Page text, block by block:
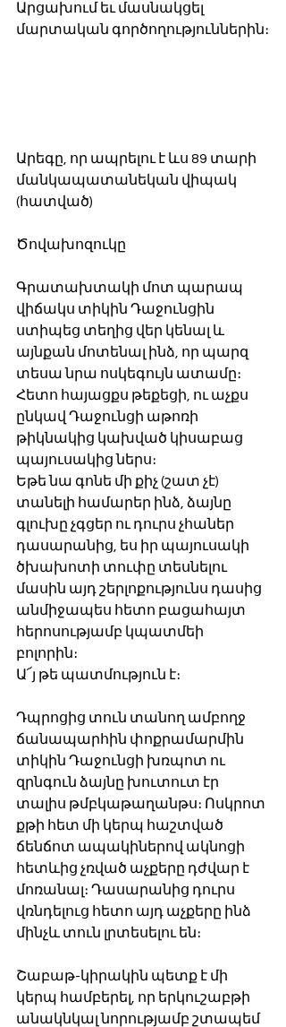
Արցախում եւ մասնակցել
մարտական գործողություններին։
Արեգը, որ ապրելու է ևս 89 տարի
մանկապատանեկան վիպակ
(հատված)
Ծովախոզուկը
Գրատախտակի մոտ պարապ
վիճակս տիկին Դաջունցին
ստիպեց տեղից վեր կենալ և
այնքան մոտենալ ինձ, որ պարզ
տեսա նրա ոսկեգույն ատամը։
Հետո հայացքս թեքեցի, ու աչքս
ընկավ Դաջունցի աթոռի
թիկնակից կախված կիսաբաց
պայուսակից ներս։
Եթե նա գոնե մի քիչ (շատ չէ)
տանելի համարեր ինձ, ձայնը
գլուխը չգցեր ու դուրս չհաներ
դասարանից, ես իր պայուսակի
ծխախոտի տուփը տեսնելու
մասին այդ շերլոքությունս դասից
անմիջապես հետո բացահայտ
հերոսությամբ կպատմեի
բոլորին։
Ա՜յ թե պատմություն է։
Դպրոցից տուն տանող ամբողջ
ճանապարհին փոքրամարմին
տիկին Դաջունցի խռպոտ ու
զրնգուն ձայնը խուտուտ էր
տալիս թմբկաթաղանթս։ Ոսկրոտ
քթի հետ մի կերպ հաշտված
ճենճոտ ապակիներով ակնոցի
հետևից չռված աչքերը դժվար է
մոռանալ։ Դասարանից դուրս
վռնդելուց հետո այդ աչքերը ինձ
մինչև տուն լրտեսելու են։
Շաբաթ-կիրակին պետք է մի
կերպ համբերել, որ երկուշաբթի
անակնկալ նորությամբ շտապեմ